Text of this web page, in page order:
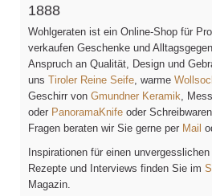
1888
Wohlgeraten ist ein Online-Shop für
verkaufen Geschenke und
Anspruch an Qualität, Design und
uns Tiroler Reine Seife , warme
Geschirr von Gmundner Keramik ,
oder PanoramaKnife oder
Fragen beraten wir Sie gerne per Mail
Inspirationen für einen unvergesslichen
Rezepte und Interviews finden Sie im
Magazin.